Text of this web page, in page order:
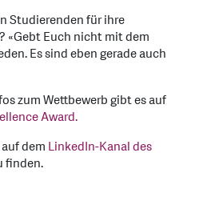
Studierenden für ihre
«Gebt Euch nicht mit dem
Es sind eben gerade auch
zum Wettbewerb gibt es auf
Award.
dem LinkedIn-Kanal des
finden.